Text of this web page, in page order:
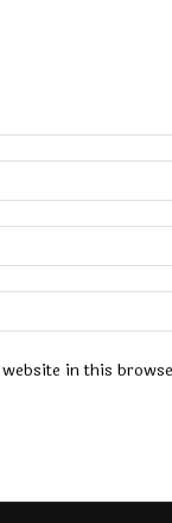
website in this